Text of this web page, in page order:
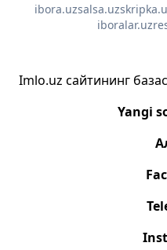
ibora.uzsalsa.uz
iboralar.uz
Imlo.uz сайтининг
Yangi